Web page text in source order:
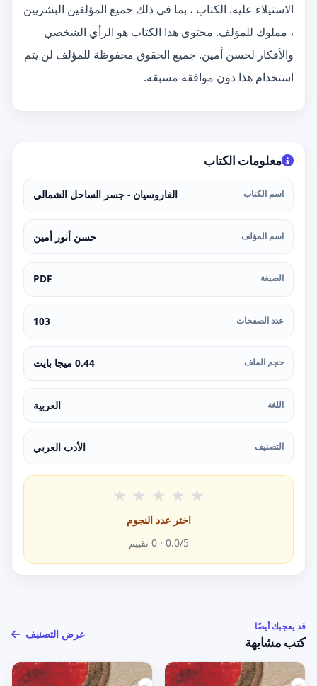
الاستيلاء عليه. الكتاب ، بما في ذلك جميع المؤلفين البشريين
، مملوك للمؤلف. محتوى هذا الكتاب هو الرأي الشخصي
والأفكار لحسن أمين. جميع الحقوق محفوظة للمؤلف لن يتم
استخدام هذا دون موافقة مسبقة.
معلومات الكتاب
اسم الكتاب الفاروسيان - جسر الساحل الشمالي
اسم المؤلف حسن أنور أمين
الصيغة PDF
عدد الصفحات 103
حجم الملف 0.44 ميجا بايت
اللغة العربية
التصنيف الأدب العربي
★ ★ ★ ★ ★
اختر عدد النجوم
0.0/5 ·
0 تقييم
قد يعجبك أيضًا
كتب مشابهة
عرض التصنيف